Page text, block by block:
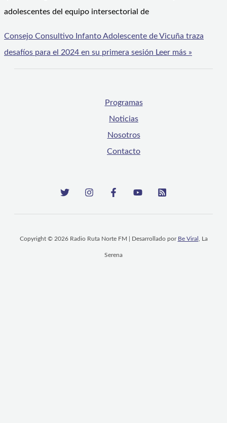
adolescentes del equipo intersectorial de
Consejo Consultivo Infanto Adolescente de Vicuña traza
desafíos para el 2024 en su primera sesión Leer más »
Programas
Noticias
Nosotros
Contacto
Copyright © 2026 Radio Ruta Norte FM | Desarrollado por Be Viral , La
Serena